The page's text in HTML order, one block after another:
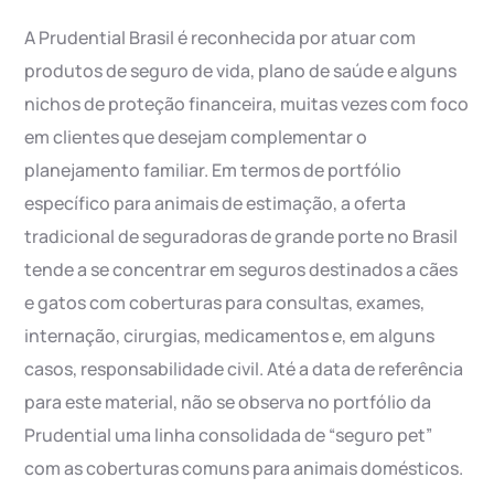
A Prudential Brasil é reconhecida por atuar com
produtos de seguro de vida, plano de saúde e alguns
nichos de proteção financeira, muitas vezes com foco
em clientes que desejam complementar o
planejamento familiar. Em termos de portfólio
específico para animais de estimação, a oferta
tradicional de seguradoras de grande porte no Brasil
tende a se concentrar em seguros destinados a cães
e gatos com coberturas para consultas, exames,
internação, cirurgias, medicamentos e, em alguns
casos, responsabilidade civil. Até a data de referência
para este material, não se observa no portfólio da
Prudential uma linha consolidada de “seguro pet”
com as coberturas comuns para animais domésticos.